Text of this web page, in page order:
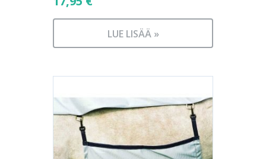
LUE LISÄÄ »